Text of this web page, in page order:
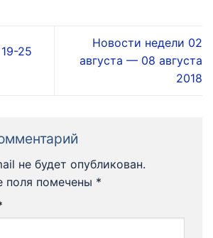
25
Новости недели 02
августа — 08 августа
2018
не будет опубликован.
поля помечены *